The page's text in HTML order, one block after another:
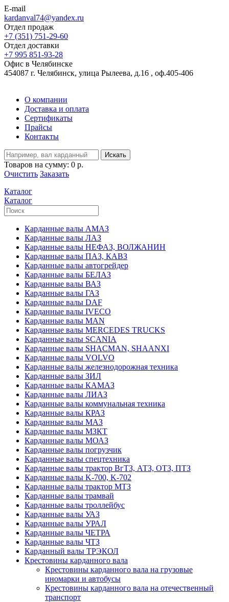
E-mail
kardanval74@yandex.ru
Отдел продаж
+7 (351) 751-29-60
Отдел доставки
+7 995 851-93-28
Офис в Челябинске
454087 г. Челябинск, улица Рылеева, д.16 , оф.405-406
О компании
Доставка и оплата
Сертификаты
Прайсы
Контакты
Искать
Товаров на сумму: 0 р.
Очистить Заказать
Каталог
Каталог
Карданные валы АМАЗ
Карданные валы ЛАЗ
Карданные валы НЕФАЗ, ВОЛЖАНИН
Карданные валы ПАЗ, КАВЗ
Карданные валы автогрейдер
Карданные валы БЕЛАЗ
Карданные валы ВАЗ
Карданные валы ГАЗ
Карданные валы DAF
Карданные валы IVECO
Карданные валы MAN
Карданные валы MERCEDES TRUCKS
Карданные валы SCANIA
Карданные валы SHACMAN, SHAANXI
Карданные валы VOLVO
Карданные валы железнодорожная техника
Карданные валы ЗИЛ
Карданные валы КАМАЗ
Карданные валы ЛИАЗ
Карданные валы коммунальная техника
Карданные валы КРАЗ
Карданные валы МАЗ
Карданные валы МЗКТ
Карданные валы МОАЗ
Карданные валы погрузчик
Карданные валы спецтехника
Карданные валы трактор ВгТЗ, АТЗ, ОТЗ, ПТЗ
Карданные валы K-700, K-702
Карданные валы трактор МТЗ
Карданные валы трамвай
Карданные валы троллейбус
Карданные валы УАЗ
Карданные валы УРАЛ
Карданные валы ЧЕТРА
Карданные валы ЧТЗ
Карданный валы ТРЭКОЛ
Крестовины карданного вала
Крестовины карданного вала на грузовые
иномарки и автобусы
Крестовины карданного вала на отечественный
транспорт